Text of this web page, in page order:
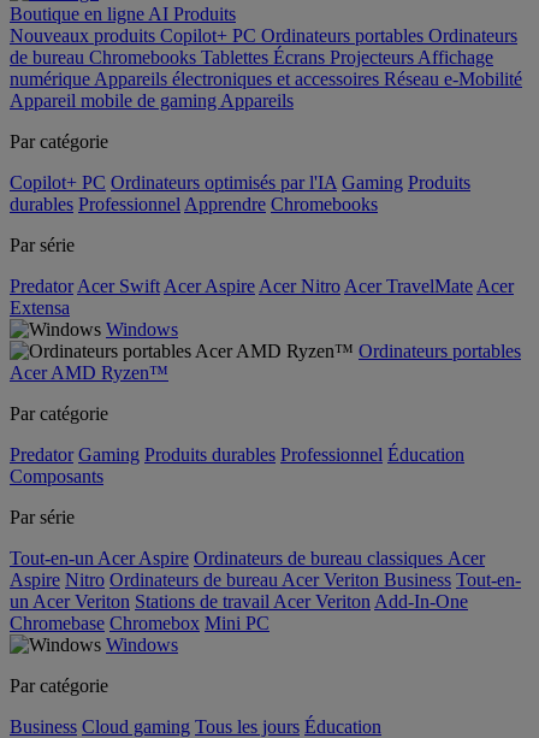
Boutique en ligne AI Produits
Nouveaux produits Copilot+ PC Ordinateurs portables Ordinateurs
de bureau Chromebooks Tablettes Écrans Projecteurs Affichage
numérique Appareils électroniques et accessoires Réseau e-Mobilité
Appareil mobile de gaming Appareils
Par catégorie
Copilot+ PC Ordinateurs optimisés par l'IA Gaming Produits
durables Professionnel Apprendre Chromebooks
Par série
Predator Acer Swift Acer Aspire Acer Nitro Acer TravelMate Acer
Extensa
Windows
Ordinateurs portables
Acer AMD Ryzen™
Par catégorie
Predator Gaming Produits durables Professionnel Éducation
Composants
Par série
Tout-en-un Acer Aspire Ordinateurs de bureau classiques Acer
Aspire Nitro Ordinateurs de bureau Acer Veriton Business Tout-en-
un Acer Veriton Stations de travail Acer Veriton Add-In-One
Chromebase Chromebox Mini PC
Windows
Par catégorie
Business Cloud gaming Tous les jours Éducation